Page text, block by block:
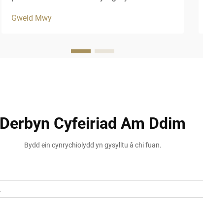
pherfformiad hir dymor. Mae gwely fwyd
fusnesau sy'n chwilio am ymddangosiad
Gweld Mwy
Derbyn Cyfeiriad Am Ddim
Bydd ein cynrychiolydd yn gysylltu â chi fuan.